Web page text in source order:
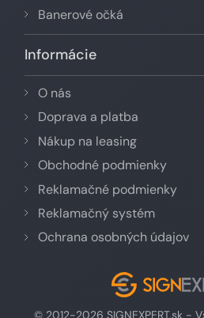
Banerové očká
Informácie
O nás
Doprava a platba
Nákup na leasing
Obchodné podmienky
Reklamačné podmienky
Reklamačný systém
Ochrana osobných údajov
© 2012-2026 SIGNEXPERT.sk -